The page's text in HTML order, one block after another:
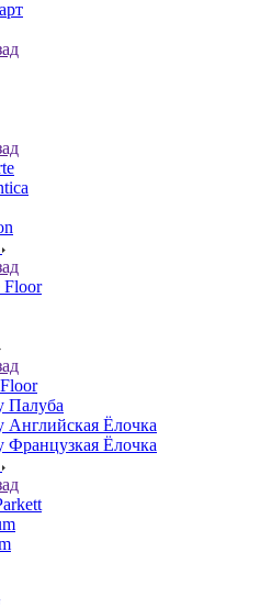
Floor
Палуба
Английская Ёлочка
Французкая Ёлочка